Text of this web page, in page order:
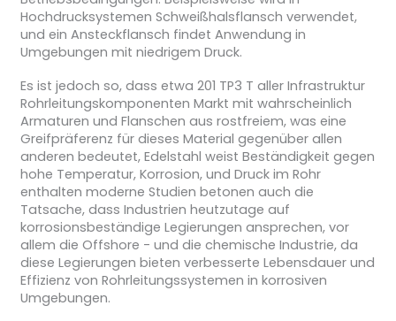
Hochdrucksystemen Schweißhalsflansch verwendet,
und ein Ansteckflansch findet Anwendung in
Umgebungen mit niedrigem Druck.
Es ist jedoch so, dass etwa 201 TP3 T aller Infrastruktur
Rohrleitungskomponenten Markt mit wahrscheinlich
Armaturen und Flanschen aus rostfreiem, was eine
Greifpräferenz für dieses Material gegenüber allen
anderen bedeutet, Edelstahl weist Beständigkeit gegen
hohe Temperatur, Korrosion, und Druck im Rohr
enthalten moderne Studien betonen auch die
Tatsache, dass Industrien heutzutage auf
korrosionsbeständige Legierungen ansprechen, vor
allem die Offshore - und die chemische Industrie, da
diese Legierungen bieten verbesserte Lebensdauer und
Effizienz von Rohrleitungssystemen in korrosiven
Umgebungen.